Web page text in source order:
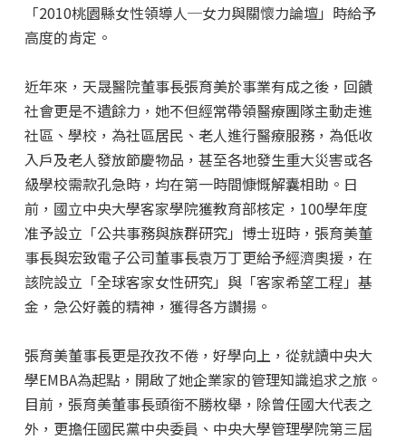
「2010桃園縣女性領導人─女力與關懷力論壇」時給予
高度的肯定。
近年來，天晟醫院董事長張育美於事業有成之後，回饋
社會更是不遺餘力，她不但經常帶領醫療團隊主動走進
社區、學校，為社區居民、老人進行醫療服務，為低收
入戶及老人發放節慶物品，甚至各地發生重大災害或各
級學校需款孔急時，均在第一時間慷慨解囊相助。日
前，國立中央大學客家學院獲教育部核定，100學年度
准予設立「公共事務與族群研究」博士班時，張育美董
事長與宏致電子公司董事長袁万丁更給予經濟奧援，在
該院設立「全球客家女性研究」與「客家希望工程」基
金，急公好義的精神，獲得各方讚揚。
張育美董事長更是孜孜不倦，好學向上，從就讀中央大
學EMBA為起點，開啟了她企業家的管理知識追求之旅。
目前，張育美董事長頭銜不勝枚舉，除曾任國大代表之
外，更擔任國民黨中央委員、中央大學管理學院第三屆